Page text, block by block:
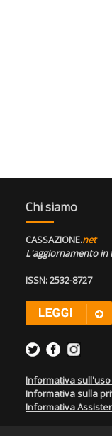
Chi siamo
CASSAZIONE.net
L'aggiornamento in
ISSN: 2532-8727
Informativa
Informativa sulla
Informativa